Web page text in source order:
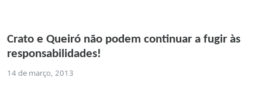
Crato e Queiró não podem continuar a fugir às
responsabilidades!
14 de março, 2013